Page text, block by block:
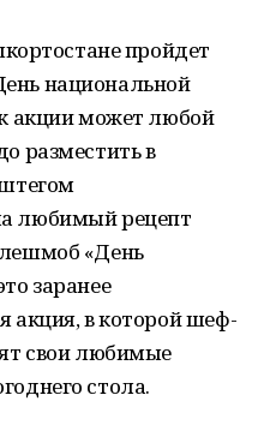
пройдет
национальной
акции может любой
разместить в
любимый рецепт
«День
заранее
акция, в которой шеф-
свои любимые
стола.